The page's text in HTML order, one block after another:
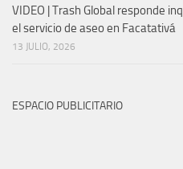
VIDEO | Trash Global responde
el servicio de aseo en Facatativá
13 JULIO, 2026
ESPACIO PUBLICITARIO